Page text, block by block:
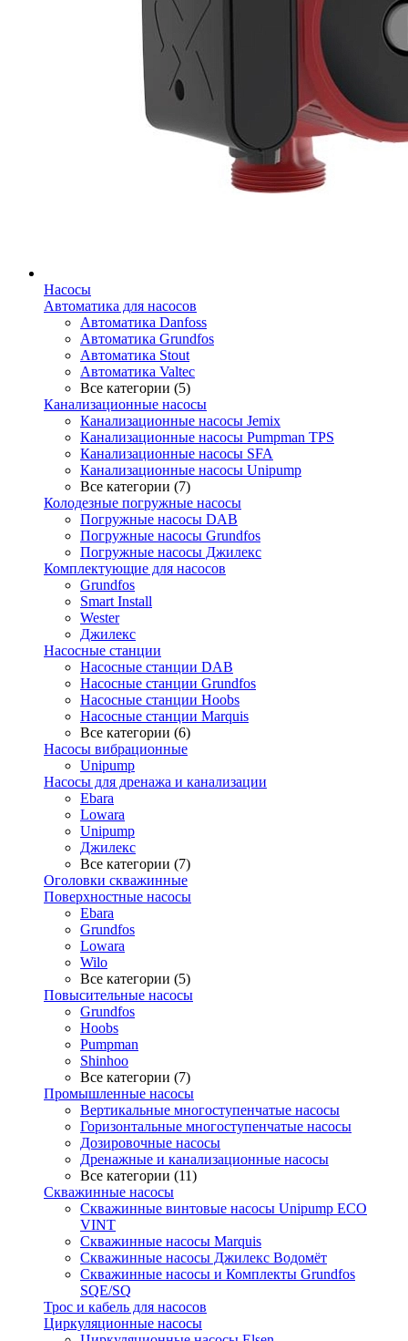
Насосы
Автоматика для насосов
Автоматика Danfoss
Автоматика Grundfos
Автоматика Stout
Автоматика Valtec
Все категории (5)
Канализационные насосы
Канализационные насосы Jemix
Канализационные насосы Pumpman TPS
Канализационные насосы SFA
Канализационные насосы Unipump
Все категории (7)
Колодезные погружные насосы
Погружные насосы DAB
Погружные насосы Grundfos
Погружные насосы Джилекс
Комплектующие для насосов
Grundfos
Smart Install
Wester
Джилекс
Насосные станции
Насосные станции DAB
Насосные станции Grundfos
Насосные станции Hoobs
Насосные станции Marquis
Все категории (6)
Насосы вибрационные
Unipump
Насосы для дренажа и канализации
Ebara
Lowara
Unipump
Джилекс
Все категории (7)
Оголовки скважинные
Поверхностные насосы
Ebara
Grundfos
Lowara
Wilo
Все категории (5)
Повысительные насосы
Grundfos
Hoobs
Pumpman
Shinhoo
Все категории (7)
Промышленные насосы
Вертикальные многоступенчатые насосы
Горизонтальные многоступенчатые насосы
Дозировочные насосы
Дренажные и канализационные насосы
Все категории (11)
Скважинные насосы
Скважинные винтовые насосы Unipump ECO
VINT
Скважинные насосы Marquis
Скважинные насосы Джилекс Водомёт
Скважинные насосы и Комплекты Grundfos
SQE/SQ
Трос и кабель для насосов
Циркуляционные насосы